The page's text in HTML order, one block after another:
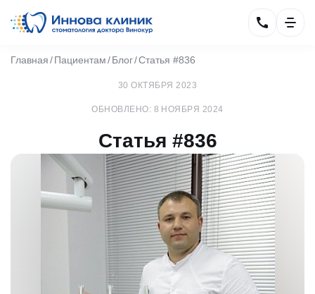
Главная Пациентам Блог Статья #836
30 ОКТЯБРЯ 2023
ОБНОВЛЕНО: 8 НОЯБРЯ 2024
Статья #836